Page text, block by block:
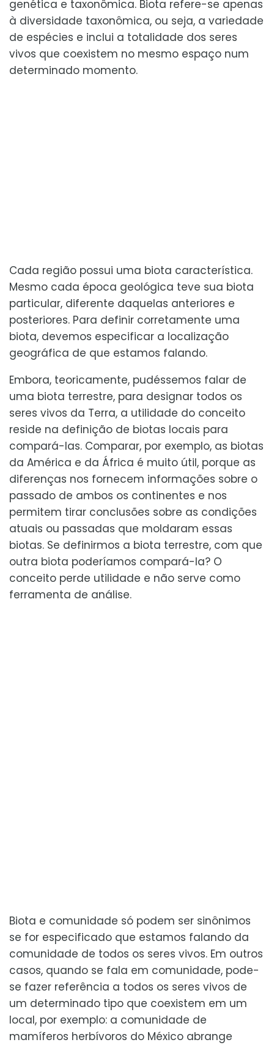
genética e taxonômica. Biota refere-se apenas
à diversidade taxonômica, ou seja, a variedade
de espécies e inclui a totalidade dos seres
vivos que coexistem no mesmo espaço num
determinado momento.
Cada região possui uma biota característica.
Mesmo cada época geológica teve sua biota
particular, diferente daquelas anteriores e
posteriores. Para definir corretamente uma
biota, devemos especificar a localização
geográfica de que estamos falando.
Embora, teoricamente, pudéssemos falar de
uma biota terrestre, para designar todos os
seres vivos da Terra, a utilidade do conceito
reside na definição de biotas locais para
compará-las. Comparar, por exemplo, as biotas
da América e da África é muito útil, porque as
diferenças nos fornecem informações sobre o
passado de ambos os continentes e nos
permitem tirar conclusões sobre as condições
atuais ou passadas que moldaram essas
biotas. Se definirmos a biota terrestre, com que
outra biota poderíamos compará-la? O
conceito perde utilidade e não serve como
ferramenta de análise.
Biota e comunidade só podem ser sinônimos
se for especificado que estamos falando da
comunidade de todos os seres vivos. Em outros
casos, quando se fala em comunidade, pode-
se fazer referência a todos os seres vivos de
um determinado tipo que coexistem em um
local, por exemplo: a comunidade de
mamíferos herbívoros do México abrange